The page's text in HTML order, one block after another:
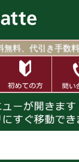
無料、代引き手数